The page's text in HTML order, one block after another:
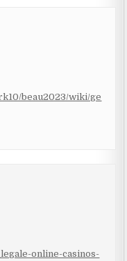
beau2023/wiki/ge
online-casinos-